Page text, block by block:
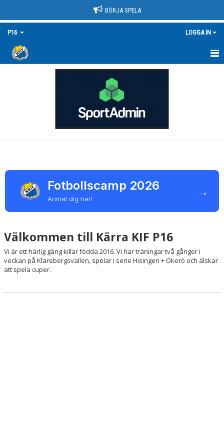
BÖRJA SPELA
P16 LOGGA IN
BILDGALLERI
DOKUMENT
Fotbollscamp 2026
Anmäl dig här! →
Välkommen till Kärra KIF P16
Vi är ett härlig gäng killar födda 2016. Vi har träningar två gånger i
veckan på Klarebergsvallen, spelar i serie Hisingen + Ökerö och älskar
att spela cuper.